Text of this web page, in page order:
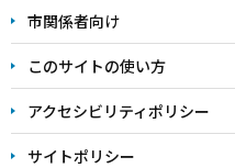
こ
ま
で
市関係者向け
このサイトの使い方
アクセシビリティポリシー
サイトポリシー